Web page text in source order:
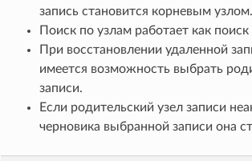
запись становится корневым узлом.
Поиск по узлам работает как
При восстановлении удаленной
имеется возможность выбрать
записи.
Если родительский узел записи
черновика выбранной записи она